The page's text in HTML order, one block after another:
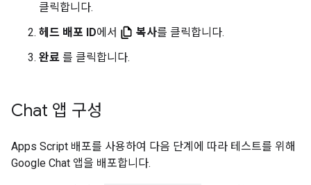
클릭합니다.
헤드 배포 ID에서 복사를 클릭합니다.
완료 를 클릭합니다.
Chat 앱 구성
Apps Script 배포를 사용하여 다음 단계에 따라 테스트를 위해
Google Chat 앱을 배포합니다.